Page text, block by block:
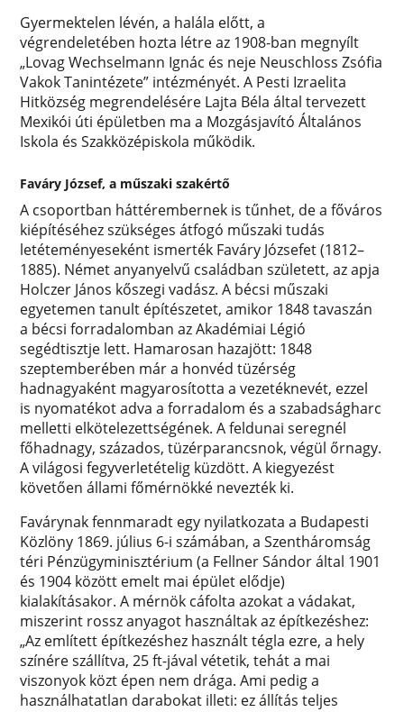
Gyermektelen lévén, a halála előtt, a
végrendeletében hozta létre az 1908-ban megnyílt
„Lovag Wechselmann Ignác és neje Neuschloss Zsófia
Vakok Tanintézete” intézményét. A Pesti Izraelita
Hitközség megrendelésére Lajta Béla által tervezett
Mexikói úti épületben ma a Mozgásjavító Általános
Iskola és Szakközépiskola működik.
Faváry József, a műszaki szakértő
A csoportban háttérembernek is tűnhet, de a főváros
kiépítéséhez szükséges átfogó műszaki tudás
letéteményeseként ismerték Faváry Józsefet (1812–
1885). Német anyanyelvű családban született, az apja
Holczer János kőszegi vadász. A bécsi műszaki
egyetemen tanult építészetet, amikor 1848 tavaszán
a bécsi forradalomban az Akadémiai Légió
segédtisztje lett. Hamarosan hazajött: 1848
szeptemberében már a honvéd tüzérség
hadnagyaként magyarosította a vezetéknevét, ezzel
is nyomatékot adva a forradalom és a szabadságharc
melletti elkötelezettségének. A feldunai seregnél
főhadnagy, százados, tüzérparancsnok, végül őrnagy.
A világosi fegyverletételig küzdött. A kiegyezést
követően állami főmérnökké nevezték ki.
Favárynak fennmaradt egy nyilatkozata a Budapesti
Közlöny 1869. július 6-i számában, a Szentháromság
téri Pénzügyminisztérium (a Fellner Sándor által 1901
és 1904 között emelt mai épület elődje)
kialakításakor. A mérnök cáfolta azokat a vádakat,
miszerint rossz anyagot használtak az építkezéshez:
„Az említett építkezéshez használt tégla ezre, a hely
színére szállítva, 25 ft-jával vétetik, tehát a mai
viszonyok közt épen nem drága. Ami pedig a
használhatatlan darabokat illeti: ez állítás teljes